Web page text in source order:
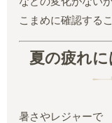
こまめに確認する
夏の疲れ
暑さやレジャーで